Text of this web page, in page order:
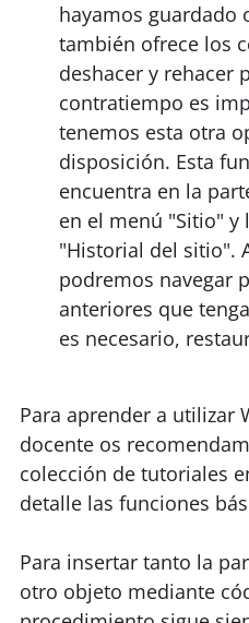
hayamos guardado
también ofrece los
deshacer y rehacer
contratiempo es
tenemos esta otra
disposición. Esta
encuentra en la
en el menú "Sitio" y
"Historial del sitio".
podremos navegar
anteriores que
es necesario,
Para aprender a utilizar
docente os
colección de tutoriales
detalle las funciones
Para insertar tanto la
otro objeto mediante